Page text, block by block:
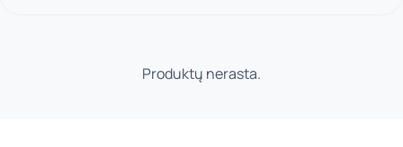
Produktų nerasta.